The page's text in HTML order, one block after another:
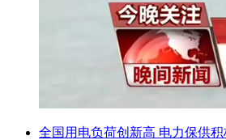
全国用电负荷创新高 电力保供